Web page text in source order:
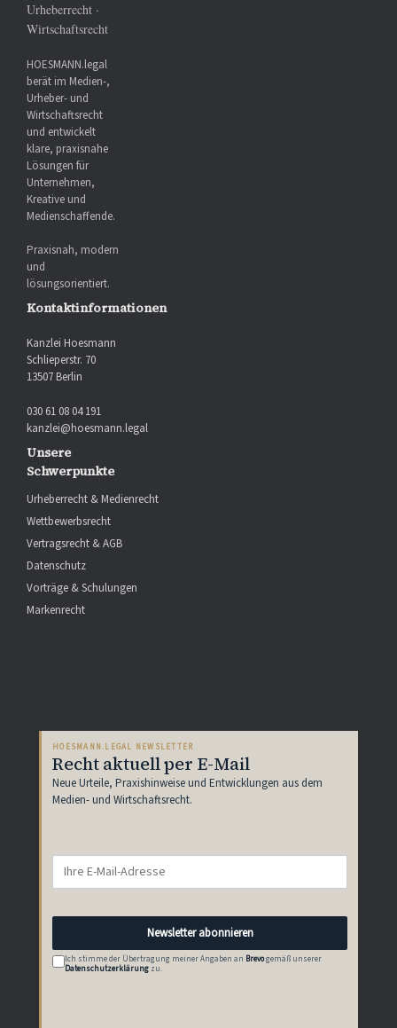
Urheberrecht ·
Wirtschaftsrecht
HOESMANN.legal
berät im Medien-,
Urheber- und
Wirtschaftsrecht
und entwickelt
klare, praxisnahe
Lösungen für
Unternehmen,
Kreative und
Medienschaffende.
Praxisnah, modern
und
lösungsorientiert.
Kontaktinformationen
Kanzlei Hoesmann
Schlieperstr. 70
13507 Berlin
030 61 08 04 191
kanzlei@hoesmann.legal
Unsere
Schwerpunkte
Urheberrecht & Medienrecht
Wettbewerbsrecht
Vertragsrecht & AGB
Datenschutz
Vorträge & Schulungen
Markenrecht
HOESMANN.LEGAL NEWSLETTER
Recht aktuell per E-Mail
Neue Urteile, Praxishinweise und Entwicklungen aus dem
Medien- und Wirtschaftsrecht.
Newsletter abonnieren
Ich stimme der Übertragung meiner Angaben an Brevogemäß unserer
Datenschutzerklärung zu.